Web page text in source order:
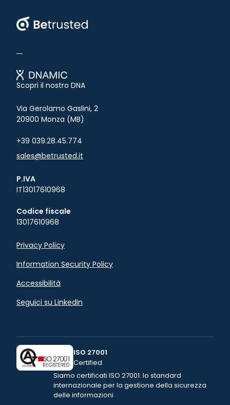
Scopri il nostro DNA
Via Gerolamo Gaslini, 2
20900 Monza (MB)
+39 039.28.45.774
sales@betrusted.it
P.IVA
IT13017610968
Codice fiscale
13017610968
Privacy Policy
Information Security Policy
Accessibilità
Seguici su LinkedIn
ISO 27001
Certified
Siamo certificati ISO 27001: lo standard
internazionale per la gestione della sicurezza
delle informazioni